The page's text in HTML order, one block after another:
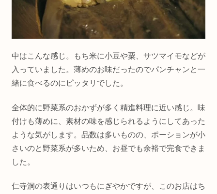
中はこんな感じ。もち米に小豆や粟、サツマイモなどが
入っていました。薄めのお味だったのでパンチャンと一
緒に食べるのにピッタリでした。
全体的に野菜系のおかずが多く精進料理に近い感じ。味
付けも薄めに、素材の味を感じられるようにしてあった
ような気がします。品数は多いものの、ポーションが小
さいのと野菜系が多いため、お昼でも余裕で完食できま
した。
仁寺洞の表通りはいつもにぎやかですが、このお店はち